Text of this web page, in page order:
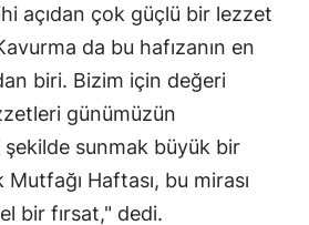
açıdan çok güçlü bir lezzet
da bu hafızanın en
biri. Bizim için değeri
günümüzün
sunmak büyük bir
Haftası, bu mirası
bir fırsat," dedi.